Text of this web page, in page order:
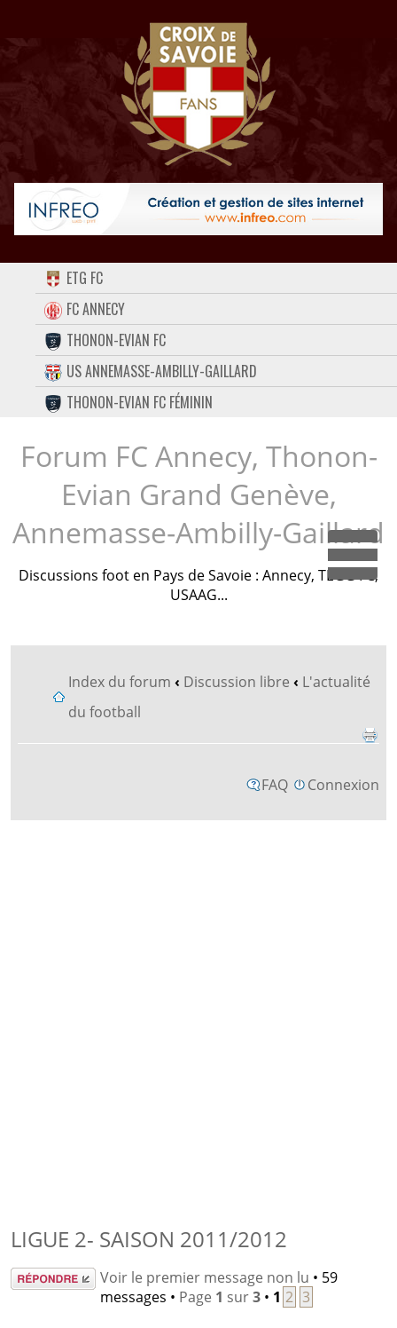
ACCUEIL
FORUM
CONTACT
FACEBOOK
TWITTER
INSTAGRAM
ETG FC
FC ANNECY
THONON-EVIAN FC
US ANNEMASSE-AMBILLY-GAILLARD
THONON-EVIAN FC FÉMININ
Forum FC Annecy, Thonon-
Evian Grand Genève,
Annemasse-Ambilly-Gaillard
Discussions foot en Pays de Savoie : Annecy, TEGG FC,
USAAG...
Index du forum ‹ Discussion libre ‹ L'actualité
du football
FAQ Connexion
LIGUE 2- SAISON 2011/2012
Répondre Voir le premier message non lu • 59
messages • Page 1 sur3• 1 2 3